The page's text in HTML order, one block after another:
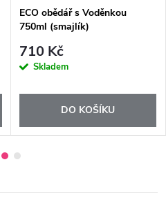
ECO obědář s Voděnkou
750ml (smajlík)
710 Kč
Skladem
DO KOŠÍKU